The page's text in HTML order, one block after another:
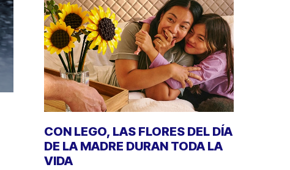
CON LEGO, LAS FLORES DEL DÍA
DE LA MADRE DURAN TODA LA
VIDA